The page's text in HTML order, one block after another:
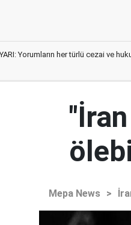
Yorumların her türlü cezai ve
Mepa News >